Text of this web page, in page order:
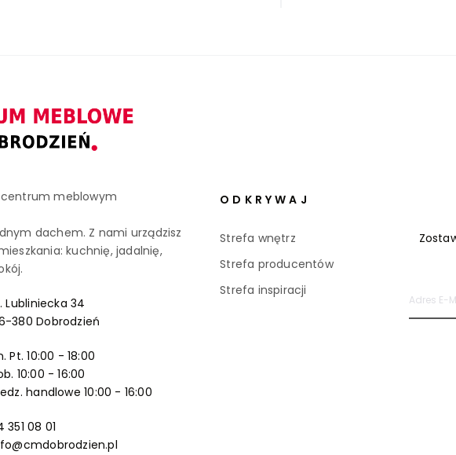
meblowym
dachem. Z nami urządzisz
kuchnię, jadalnię,
Lubliniecka 34
380 Dobrodzień
Pt. 10:00 - 18:00
10:00 - 16:00
handlowe10:00 - 16:00
351 08 01
ODKRYWAJ
Strefa wnętrz
Strefa producentów
Strefa inspiracji